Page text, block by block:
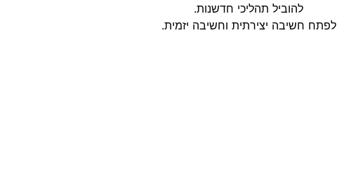
להוביל תהליכי חדשנות.
לפתח חשיבה יצירתית וחשיבה יזמית.